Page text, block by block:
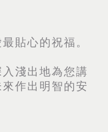
貼心的祝福。
淺出地為您講
作出明智的安